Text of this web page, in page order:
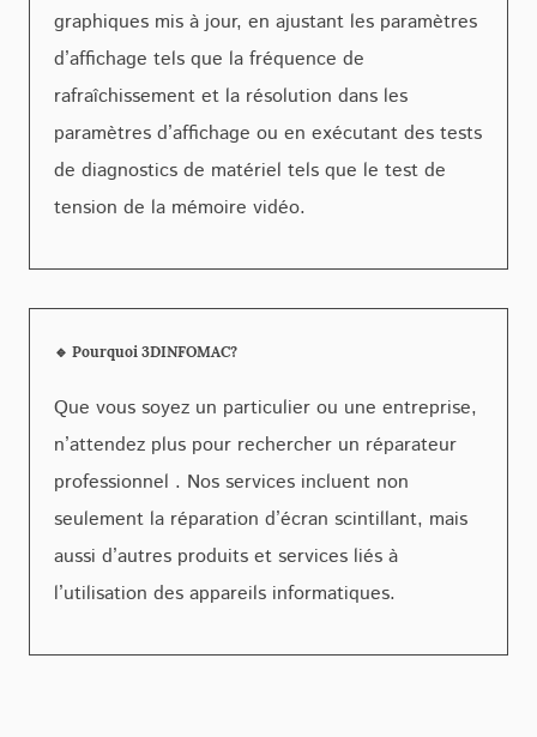
graphiques mis à jour, en ajustant les paramètres
d’affichage tels que la fréquence de
rafraîchissement et la résolution dans les
paramètres d’affichage ou en exécutant des tests
de diagnostics de matériel tels que le test de
tension de la mémoire vidéo.
🔹 Pourquoi 3DINFOMAC?
Que vous soyez un particulier ou une entreprise,
n’attendez plus pour rechercher un réparateur
professionnel . Nos services incluent non
seulement la réparation d’écran scintillant, mais
aussi d’autres produits et services liés à
l’utilisation des appareils informatiques.